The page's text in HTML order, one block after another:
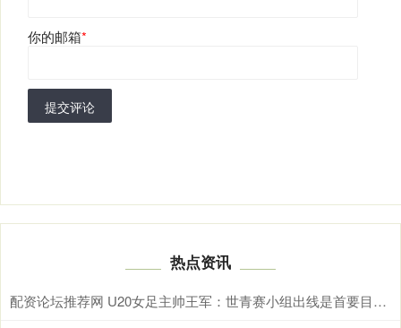
你的邮箱*
提交评论
热点资讯
配资论坛推荐网 U20女足主帅王军：世青赛小组出线是首要目标，会全力冲击8强